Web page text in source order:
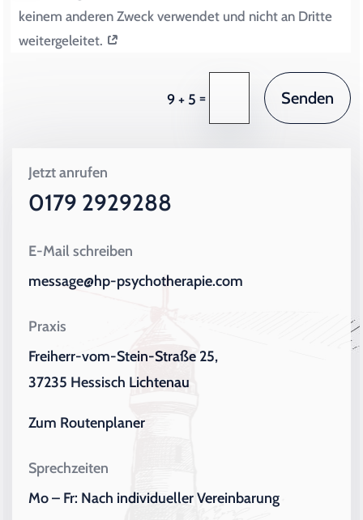
keinem anderen Zweck verwendet und nicht an Dritte
weitergeleitet.
9 + 5 = Senden
Jetzt anrufen
0179 2929288
E-Mail schreiben
message@hp-psychotherapie.com
Praxis
Freiherr-vom-Stein-Straße 25,
37235 Hessisch Lichtenau
Zum Routenplaner
Sprechzeiten
Mo – Fr: Nach individueller Vereinbarung